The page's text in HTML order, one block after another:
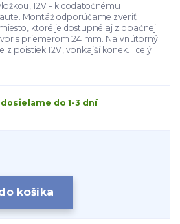
12V - k dodatočnému
Montáž odporúčame zveriť
ktoré je dostupné aj z opačnej
s priemerom 24 mm. Na vnútorný
poistiek 12V, vonkajší konek... celý
do 1-3 dní
košíka